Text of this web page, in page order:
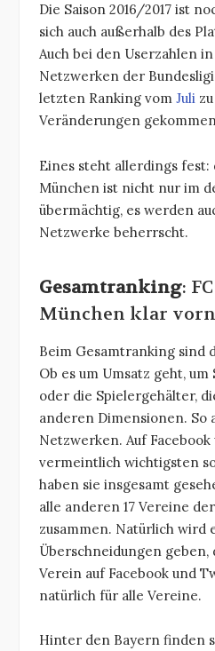
Die Saison 2016/2017 ist
sich auch außerhalb des
Auch bei den Userzahlen
Netzwerken der
letzten Ranking vom Juli
Veränderungen
Eines steht allerdings fest:
München ist nicht nur im
übermächtig, es werden
Netzwerke beherrscht.
Gesamtranking:
München klar
Beim Gesamtranking sind
Ob es um Umsatz geht,
oder die Spielergehälter,
anderen Dimensionen. So
Netzwerken. Auf
vermeintlich wichtigsten
haben sie insgesamt
alle anderen 17 Vereine
zusammen. Natürlich wird
Überschneidungen geben,
Verein auf Facebook und
natürlich für alle Vereine.
Hinter den Bayern finden